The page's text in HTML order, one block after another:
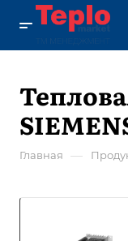
Главная —